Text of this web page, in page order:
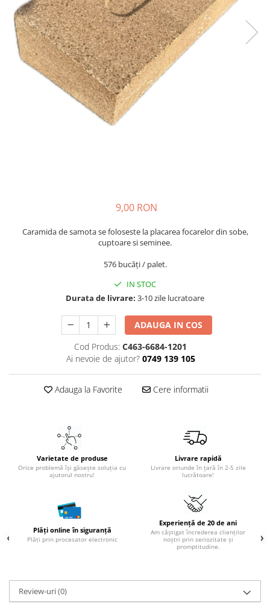
Mortar & chit pentru grătar
9,00 RON
Caramida de samota se foloseste la placarea focarelor din sobe,
cuptoare si seminee.
576 bucăți / palet.
IN STOC
Durata de livrare: 3-10 zile lucratoare
ADAUGA IN COS
Cod Produs: C463-6684-1201
Ai nevoie de ajutor? 0749 139 105
Adauga la Favorite Cere informatii
Varietate de produse
Orice problemă își găsește soluția cu
ajutorul nostru!
Livrare rapidă
Livrare oriunde în țară în 2-5 zile
lucrătoare!
Plăți online în siguranță
Plăți prin procesator electronic
Experiență de 20 de ani
Am câștigat încrederea clienților
noștri prin seriozitate și
promptitudine.
Review-uri(0)